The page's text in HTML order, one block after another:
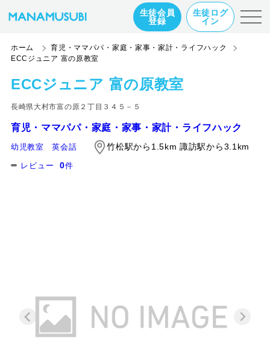
生徒会員
登録
生徒ログ
イン
ホーム
育児・ママパパ・家庭・家事・家計・ライフハック
ECCジュニア 富の原教室
ECCジュニア 富の原教室
長崎県大村市富の原２丁目３４５－５
育児・ママパパ・家庭・家事・家計・ライフハック
幼児教室 英会話 竹松駅から1.5km 諏訪駅から3.1km
レビュー 0件